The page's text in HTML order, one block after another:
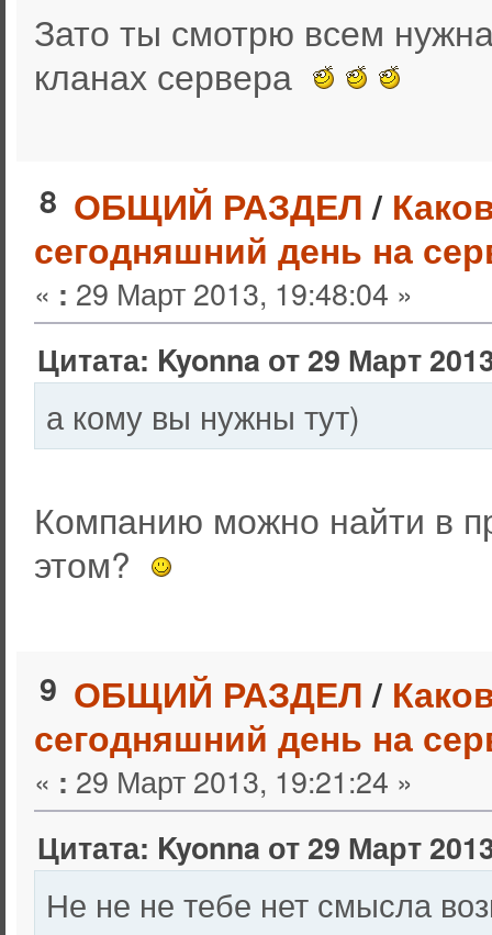
Зато ты смотрю всем
кланах сервера
8 ОБЩИЙ РАЗДЕЛ/
сегодняшний день на
« : 29 Март 2013, 19:48:04 »
Цитата: Kyonna от 29 Март
а кому вы нужны тут)
Компанию можно найти в
этом?
9 ОБЩИЙ РАЗДЕЛ/
сегодняшний день на
« : 29 Март 2013, 19:21:24 »
Цитата: Kyonna от 29 Март
Не не не тебе нет смысла